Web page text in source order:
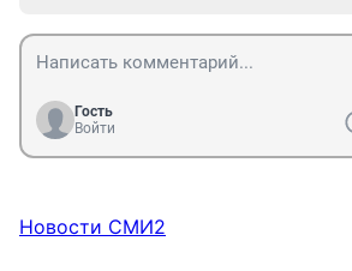
Гость
Войти
Новости СМИ2